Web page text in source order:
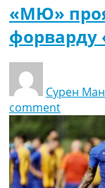
«МЮ»
форварду
Сурен
comment